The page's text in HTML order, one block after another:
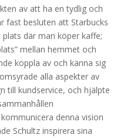
av att ha en tydlig och
fast besluten att Starbucks
där man köper kaffe;
mellan hemmet och
koppla av och känna sig
alla aspekter av
till kundservice, och hjälpte
denna vision
Schultz inspirera sina